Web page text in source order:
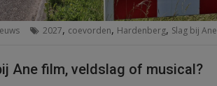
2027, coevorden, Hardenberg, Slag bij Ane
Ane film, veldslag of musical?